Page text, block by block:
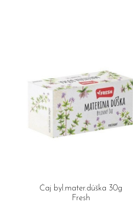
Čaj byl.mater.dúška 30g
Fresh